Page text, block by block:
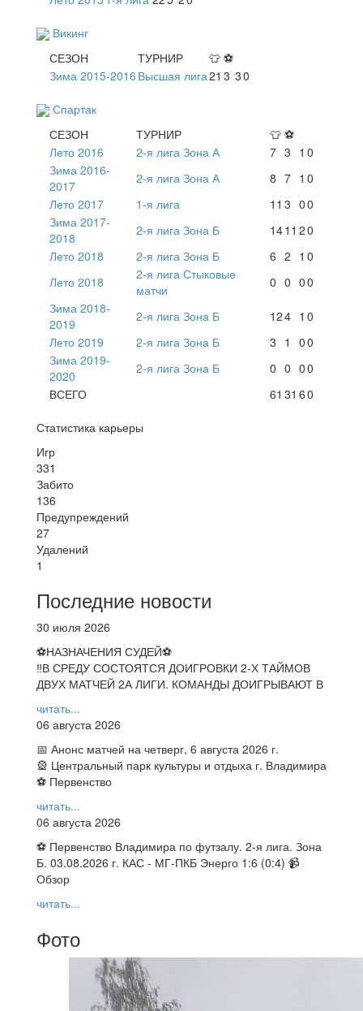
Викинг
СЕЗОН
ТУРНИР 👕 ⚽
Зима 2015-2016 Высшая лига21 3 30
Спартак
СЕЗОН
ТУРНИР 👕 ⚽
Лето 2016
2-я лига Зона А 7 3 1 0
Зима 2016-
2017
2-я лига Зона А 8 7 1 0
Лето 2017
1-я лига 11 3 00
Зима 2017-
2018
2-я лига Зона Б 1411 20
Лето 2018
2-я лига Зона Б 6 2 1 0
Лето 2018
2-я лига Стыковые
матчи
0 0 00
Зима 2018-
2019
2-я лига Зона Б 124 1 0
Лето 2019
2-я лига Зона Б 3 1 00
Зима 2019-
2020
2-я лига Зона Б 0 0 00
ВСЕГО
61 31 60
Статистика карьеры
Игр
331
Забито
136
Предупреждений
27
Удалений
1
Последние новости
30 июля 2026
⚽НАЗНАЧЕНИЯ СУДЕЙ⚽
‼В СРЕДУ СОСТОЯТСЯ ДОИГРОВКИ 2-Х ТАЙМОВ
ДВУХ МАТЧЕЙ 2А ЛИГИ. КОМАНДЫ ДОИГРЫВАЮТ В
читать...
06 августа 2026
📅 Анонс матчей на четверг, 6 августа 2026 г.
🎡 Центральный парк культуры и отдыха г. Владимира
⚽ Первенство
читать...
06 августа 2026
⚽ Первенство Владимира по футзалу. 2-я лига. Зона
Б. 03.08.2026 г. КАС - МГ-ПКБ Энерго 1:6 (0:4) 📹
Обзор
читать...
Фото